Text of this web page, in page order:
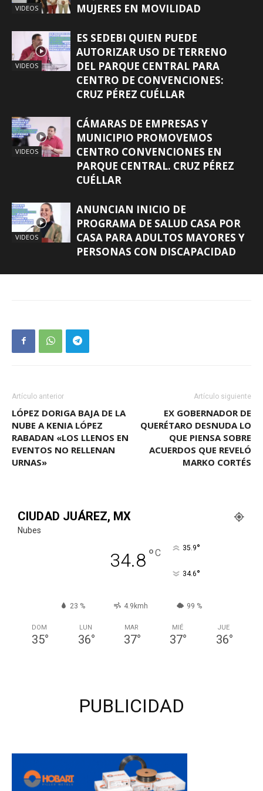
VIDEOS
MUJERES EN MOVILIDAD
VIDEOS
ES SEDEBI QUIEN PUEDE
AUTORIZAR USO DE TERRENO
DEL PARQUE CENTRAL PARA
CENTRO DE CONVENCIONES:
CRUZ PÉREZ CUÉLLAR
VIDEOS
CÁMARAS DE EMPRESAS Y
MUNICIPIO PROMOVEMOS
CENTRO CONVENCIONES EN
PARQUE CENTRAL. CRUZ PÉREZ
CUÉLLAR
VIDEOS
ANUNCIAN INICIO DE
PROGRAMA DE SALUD CASA POR
CASA PARA ADULTOS MAYORES Y
PERSONAS CON DISCAPACIDAD
Artículo anterior
LÓPEZ DORIGA BAJA DE LA
NUBE A KENIA LÓPEZ
RABADAN «LOS LLENOS EN
EVENTOS NO RELLENAN
URNAS»
Artículo siguiente
EX GOBERNADOR DE
QUERÉTARO DESNUDA LO
QUE PIENSA SOBRE
ACUERDOS QUE REVELÓ
MARKO CORTÉS
CIUDAD JUÁREZ, MX
Nubes
34.8°C 35.9°
34.6°
23 % 4.9kmh 99 %
DOM
35°
LUN
36°
MAR
37°
MIÉ
37°
JUE
36°
PUBLICIDAD